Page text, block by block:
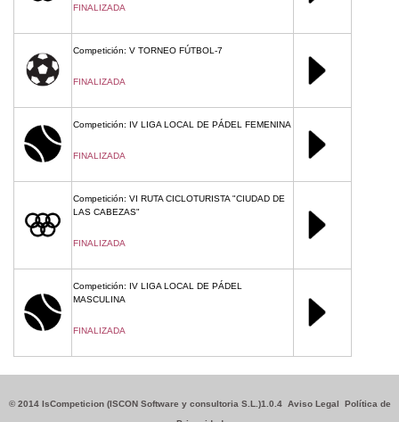
FINALIZADA
Competición: V TORNEO FÚTBOL-7
FINALIZADA
Competición: IV LIGA LOCAL DE PÁDEL FEMENINA
FINALIZADA
Competición: VI RUTA CICLOTURISTA "CIUDAD DE
LAS CABEZAS"
FINALIZADA
Competición: IV LIGA LOCAL DE PÁDEL
MASCULINA
FINALIZADA
© 2014 IsCompeticion (ISCON Software y consultoria S.L.)1.0.4 Aviso Legal Política de